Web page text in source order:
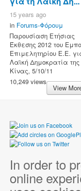
15 years ago
in Forums-Φόρουμ
Παρουσίαση Ετήσιας
Έκθεσης 2012 του
Επιμελητηρίου Ε.Ε.
Λαϊκή Δημοκρατία της
Κίνας, 5/10/11
10,249 views
View
In order to
online